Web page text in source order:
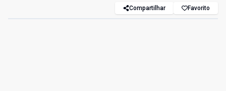
Compartilhar Favorito